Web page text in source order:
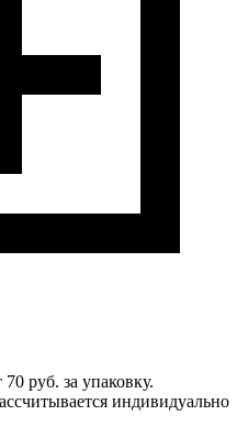
руб. за упаковку.
индивидуально